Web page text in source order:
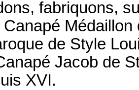
fabriquons,
Canapé
de Style
Jacob de
XVI.